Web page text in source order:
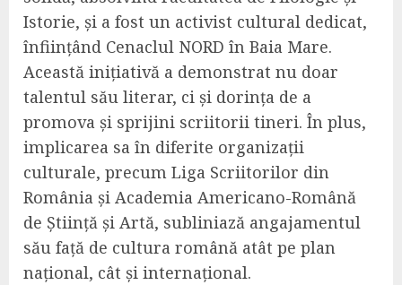
Istorie, și a fost un activist cultural dedicat,
înființând Cenaclul NORD în Baia Mare.
Această inițiativă a demonstrat nu doar
talentul său literar, ci și dorința de a
promova și sprijini scriitorii tineri. În plus,
implicarea sa în diferite organizații
culturale, precum Liga Scriitorilor din
România și Academia Americano-Română
de Știință și Artă, subliniază angajamentul
său față de cultura română atât pe plan
național, cât și internațional.